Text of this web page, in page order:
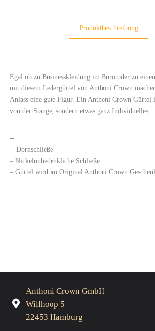
Produktbeschreibung
Egal ob zu Businesskleidung im Büro oder zu
mit diesem Ledergürtel von Anthoni Crown
Anlass eine gute Figur. Ein Anthoni Crown Gürtel
von der Stange, sondern etwas ganz Individuelles.
--
- Dornschließe
– Nickelunbedenkliche Schließe
– Gürtel wird im Original Anthoni Crown
Anthoni Crown GmbH
Willhoop 5
22453 Hamburg